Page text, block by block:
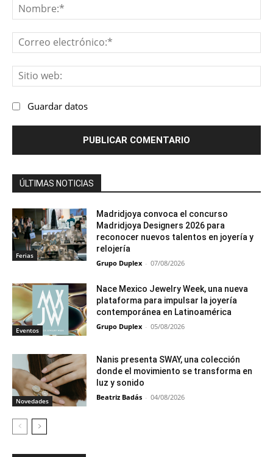
Guardar datos
ÚLTIMAS NOTICIAS
Ferias
Madridjoya convoca el concurso
Madridjoya Designers 2026 para
reconocer nuevos talentos en joyería y
relojería
Grupo Duplex - 07/08/2026
Eventos
Nace Mexico Jewelry Week, una nueva
plataforma para impulsar la joyería
contemporánea en Latinoamérica
Grupo Duplex - 05/08/2026
Novedades
Nanis presenta SWAY, una colección
donde el movimiento se transforma en
luz y sonido
Beatriz Badás - 04/08/2026